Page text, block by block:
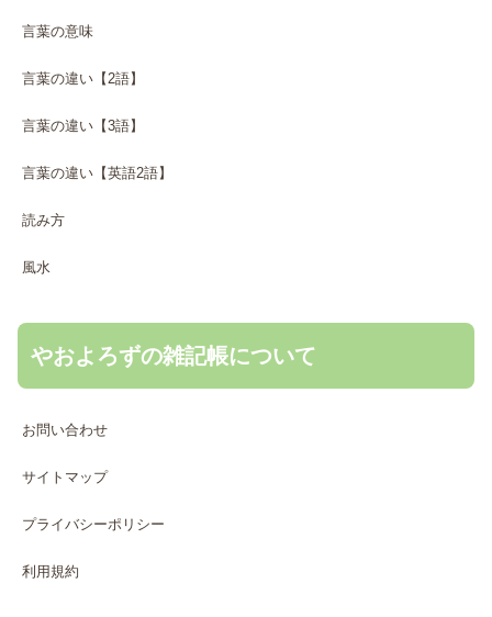
言葉の意味
言葉の違い【2語】
言葉の違い【3語】
言葉の違い【英語2語】
読み方
風水
やおよろずの雑記帳について
お問い合わせ
サイトマップ
プライバシーポリシー
利用規約